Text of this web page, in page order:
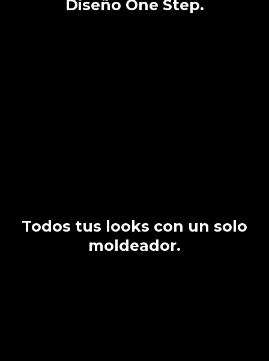
Diseño One Step.
Todos tus looks con un solo
moldeador.